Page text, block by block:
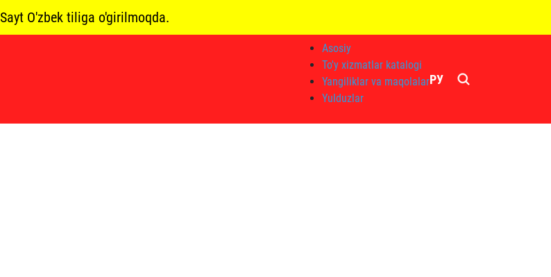
Sayt O'zbek tiliga o'girilmoqda.
Asosiy
To'y xizmatlar katalogi
Yangiliklar va maqolalar
Yulduzlar
РУ